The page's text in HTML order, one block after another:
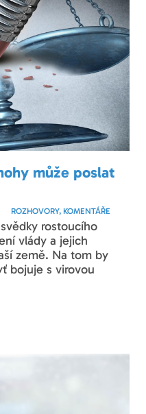
může poslat
ROZHOVORY, KOMENTÁŘE
rostoucího
vlády a jejich
země. Na tom by
bojuje s virovou